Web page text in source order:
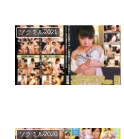
ソクミル2021
ソクミル2020